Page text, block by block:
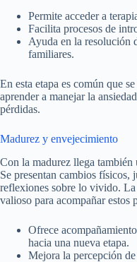
Permite acceder a
Facilita procesos de
Ayuda en la resolución
familiares.
En esta etapa es común que
aprender a manejar la
pérdidas.
Madurez y envejecimiento
Con la madurez llega
Se presentan cambios
reflexiones sobre lo vivido.
valioso para acompañar estos
Ofrece
hacia una nueva etapa.
Mejora la percepción